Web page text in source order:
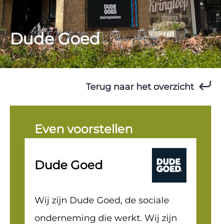
Dude Goed
Terug naar het overzicht
Even voorstellen
Dude Goed
Wij zijn Dude Goed, de sociale
onderneming die werkt. Wij zijn